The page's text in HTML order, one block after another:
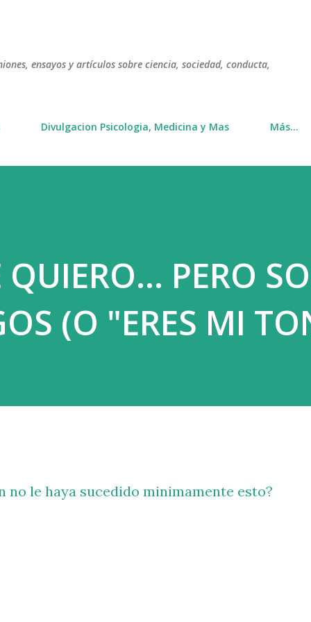
ensayos y artículos sobre ciencia, sociedad, conducta,
Divulgacion Psicologia, Medicina y Mas Más…
PERO
(O "ERES MI
no le haya sucedido minimamente esto?